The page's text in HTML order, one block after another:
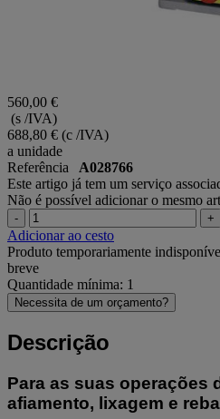
560,00 €
(s /IVA)
688,80 € (c /IVA)
a unidade
Referência A028766
Este artigo já tem um serviço
Não é possível adicionar o mesmo
- +
Adicionar ao cesto
Produto temporariamente
breve
Quantidade mínima: 1
Necessita de um orçamento?
Descrição
Para as suas operações
afiamento, lixagem e